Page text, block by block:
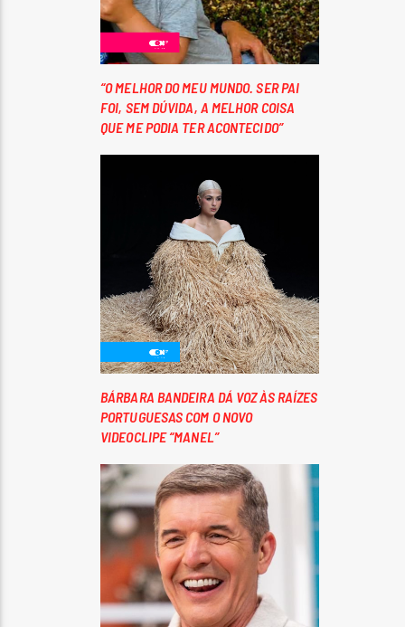
“O MELHOR DO MEU MUNDO. SER PAI
FOI, SEM DÚVIDA, A MELHOR COISA
QUE ME PODIA TER ACONTECIDO”
BÁRBARA BANDEIRA DÁ VOZ ÀS RAÍZES
PORTUGUESAS COM O NOVO
VIDEOCLIPE “MANEL”